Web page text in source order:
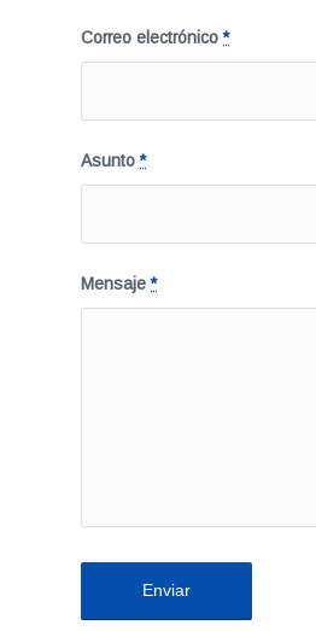
Correo electrónico*
Asunto*
Mensaje*